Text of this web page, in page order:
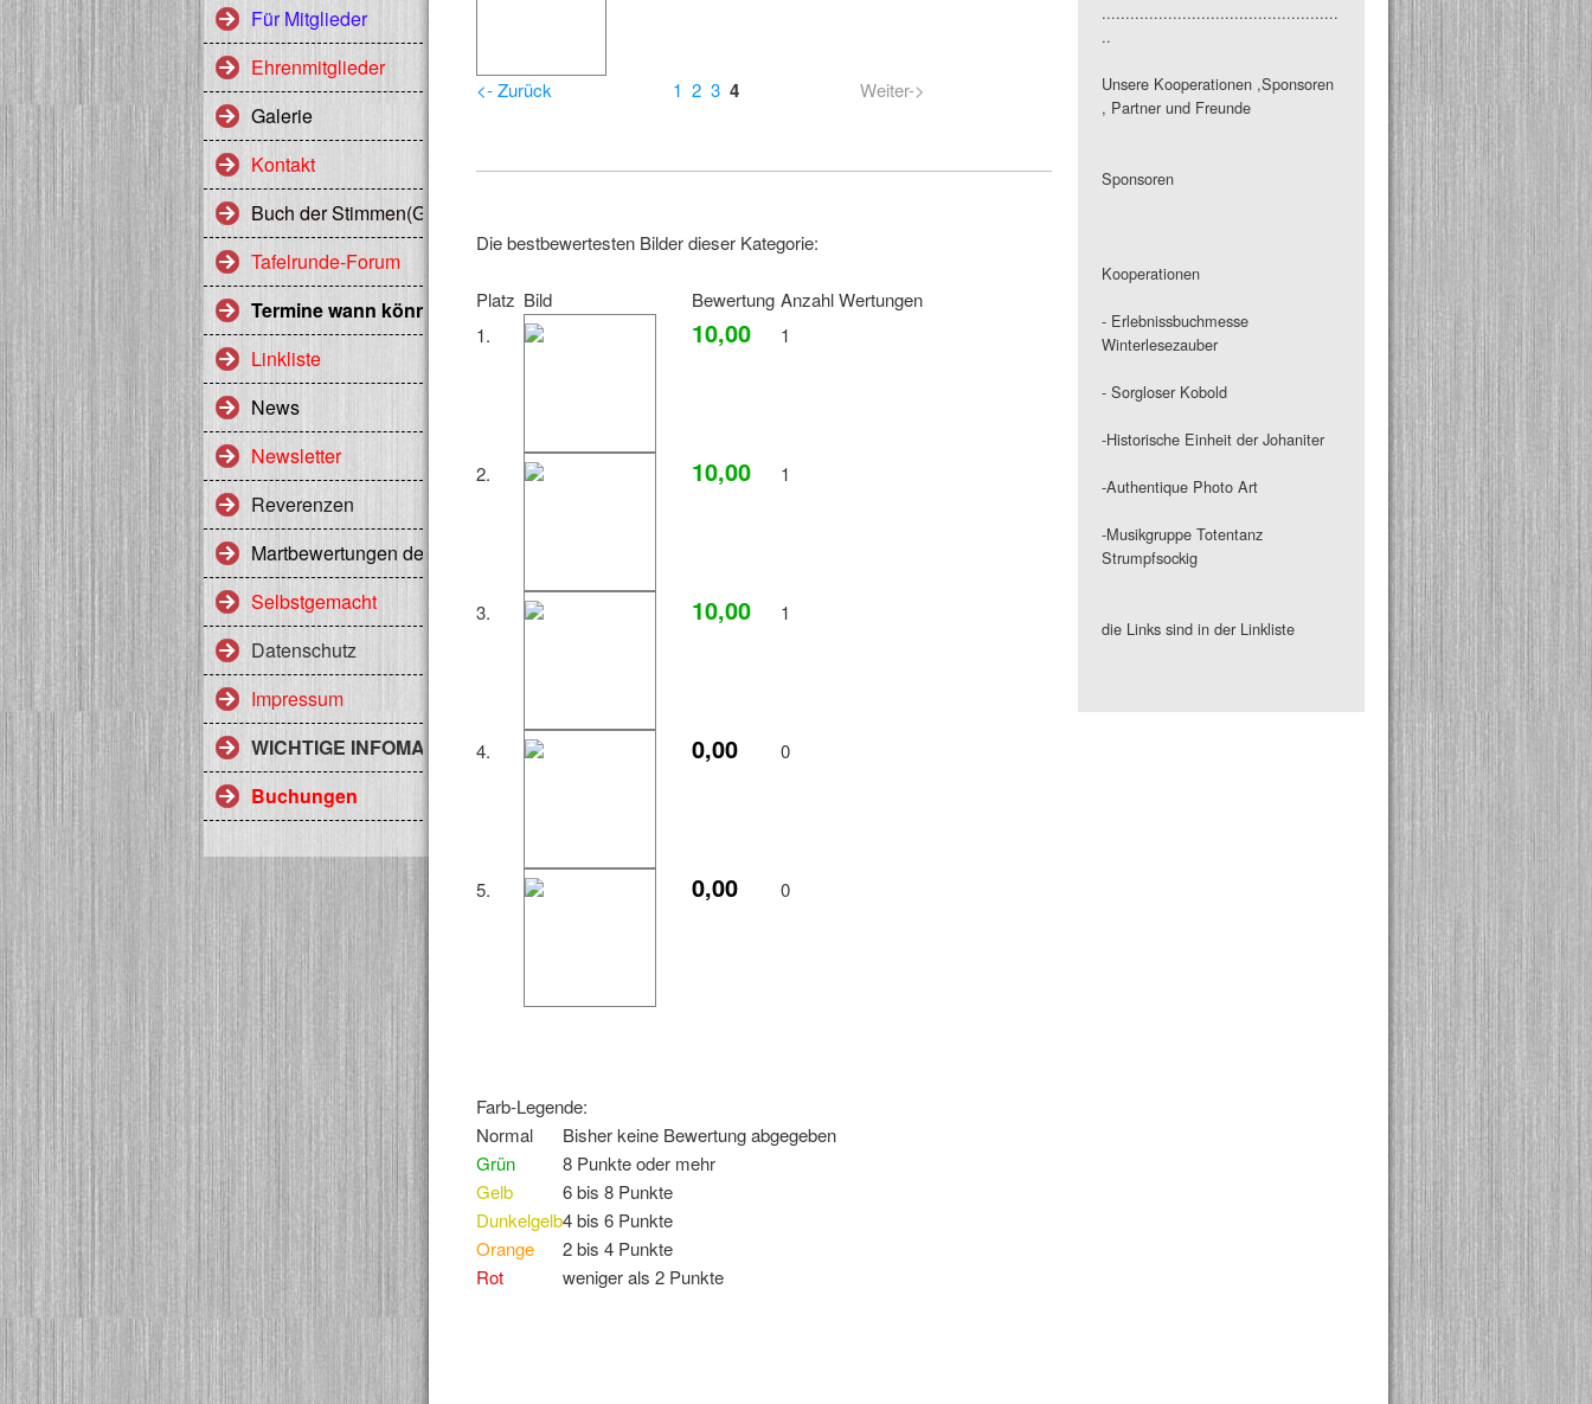
Für Mitglieder
Ehrenmitglieder
Galerie
Kontakt
Buch der Stimmen(Gästebuch)
Tafelrunde-Forum
Termine wann könnt Ihr uns Kennenlernen
Linkliste
News
Newsletter
Reverenzen
Martbewertungen des Heerlagers
Selbstgemacht
Datenschutz
Impressum
WICHTIGE INFOMATIONEN ZUM HOBBY
Buchungen
<- Zurück 1 2 3 4 Weiter->
Die bestbewertesten Bilder dieser Kategorie:
Platz Bild Bewertung Anzahl Wertungen
1.
10,00 1
2. 10,00 1
3. 10,00 1
4. 0,00 0
5. 0,00 0
Farb-Legende:
Normal
Bisher keine Bewertung abgegeben
Grün
8 Punkte oder mehr
Gelb
6 bis 8 Punkte
Dunkelgelb4 bis 6 Punkte
Orange
2 bis 4 Punkte
Rot
weniger als 2 Punkte
..................................................
..
Unsere Kooperationen ,Sponsoren
, Partner und Freunde
Sponsoren
Kooperationen
- Erlebnissbuchmesse
Winterlesezauber
- Sorgloser Kobold
-Historische Einheit der Johaniter
-Authentique Photo Art
-Musikgruppe Totentanz
Strumpfsockig
die Links sind in der Linkliste